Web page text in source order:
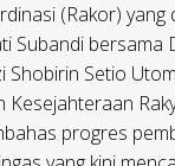
(Rakor) yang
Subandi bersama
Shobirin Setio
Kesejahteraan
progres